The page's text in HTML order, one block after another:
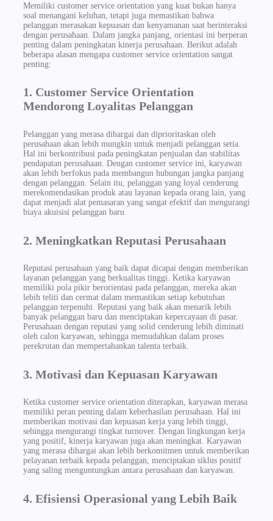
Memiliki customer service orientation yang kuat bukan hanya
soal menangani keluhan, tetapi juga memastikan bahwa
pelanggan merasakan kepuasan dan kenyamanan saat berinteraksi
dengan perusahaan. Dalam jangka panjang, orientasi ini berperan
penting dalam peningkatan kinerja perusahaan. Berikut adalah
beberapa alasan mengapa customer service orientation sangat
penting:
1. Customer Service Orientation
Mendorong Loyalitas Pelanggan
Pelanggan yang merasa dihargai dan diprioritaskan oleh
perusahaan akan lebih mungkin untuk menjadi pelanggan setia.
Hal ini berkontribusi pada peningkatan penjualan dan stabilitas
pendapatan perusahaan. Dengan customer service ini, karyawan
akan lebih berfokus pada membangun hubungan jangka panjang
dengan pelanggan. Selain itu, pelanggan yang loyal cenderung
merekomendasikan produk atau layanan kepada orang lain, yang
dapat menjadi alat pemasaran yang sangat efektif dan mengurangi
biaya akuisisi pelanggan baru.
2. Meningkatkan Reputasi Perusahaan
Reputasi perusahaan yang baik dapat dicapai dengan memberikan
layanan pelanggan yang berkualitas tinggi. Ketika karyawan
memiliki pola pikir berorientasi pada pelanggan, mereka akan
lebih teliti dan cermat dalam memastikan setiap kebutuhan
pelanggan terpenuhi. Reputasi yang baik akan menarik lebih
banyak pelanggan baru dan menciptakan kepercayaan di pasar.
Perusahaan dengan reputasi yang solid cenderung lebih diminati
oleh calon karyawan, sehingga memudahkan dalam proses
perekrutan dan mempertahankan talenta terbaik.
3. Motivasi dan Kepuasan Karyawan
Ketika customer service orientation diterapkan, karyawan merasa
memiliki peran penting dalam keberhasilan perusahaan. Hal ini
memberikan motivasi dan kepuasan kerja yang lebih tinggi,
sehingga mengurangi tingkat turnover. Dengan lingkungan kerja
yang positif, kinerja karyawan juga akan meningkat. Karyawan
yang merasa dihargai akan lebih berkomitmen untuk memberikan
pelayanan terbaik kepada pelanggan, menciptakan siklus positif
yang saling menguntungkan antara perusahaan dan karyawan.
4. Efisiensi Operasional yang Lebih Baik